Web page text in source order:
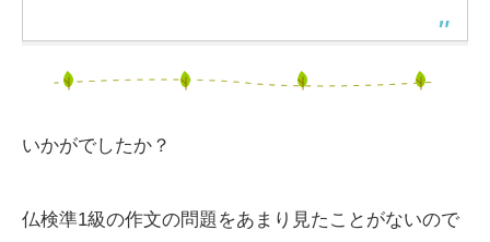
いかがでしたか？
仏検準1級の作文の問題をあまり見たことがないので